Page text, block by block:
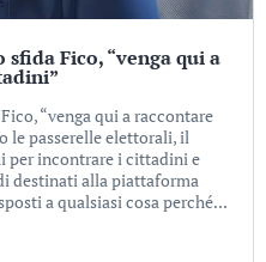
sfida Fico, “venga qui a
“venga qui a raccontare
le passerelle elettorali, il
per incontrare i cittadini e
destinati alla piattaforma
a qualsiasi cosa perché...